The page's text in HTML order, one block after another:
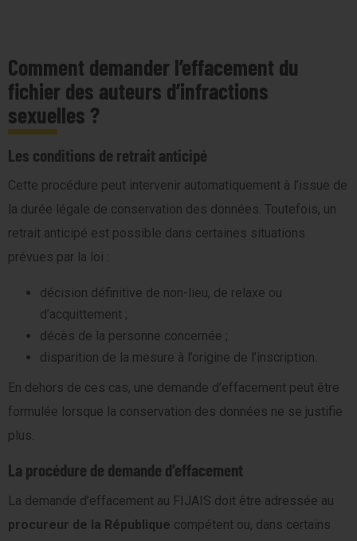
Comment demander l’effacement du
fichier des auteurs d’infractions
sexuelles ?
Les conditions de retrait anticipé
Cette procédure peut intervenir automatiquement à l’issue de
la durée légale de conservation des données. Toutefois, un
retrait anticipé est possible dans certaines situations
prévues par la loi :
décision définitive de non-lieu, de relaxe ou
d’acquittement ;
décès de la personne concernée ;
disparition de la mesure à l’origine de l’inscription.
En dehors de ces cas, une demande d’effacement peut être
formulée lorsque la conservation des données ne se justifie
plus.
La procédure de demande d’effacement
La demande d’effacement au FIJAIS doit être adressée au
procureur de la République compétent ou, dans certains